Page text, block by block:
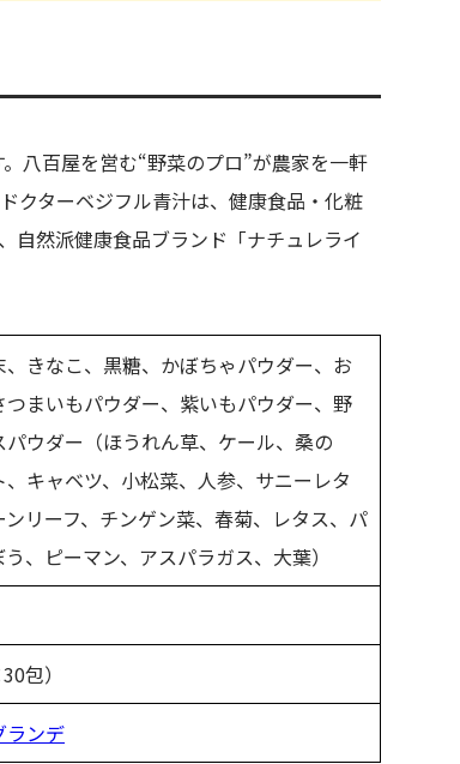
八百屋を営む“野菜のプロ”が農家を一軒
クターベジフル青汁は、健康食品・化粧
自然派健康食品ブランド「ナチュレライ
、きなこ、黒糖、かぼちゃパウダー、お
つまいもパウダー、紫いもパウダー、野
パウダー（ほうれん草、ケール、桑の
キャベツ、小松菜、人参、サニーレタ
ンリーフ、チンゲン菜、春菊、レタス、パ
、ピーマン、アスパラガス、大葉）
包）
ランデ